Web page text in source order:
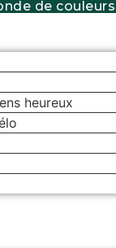
de
heureux